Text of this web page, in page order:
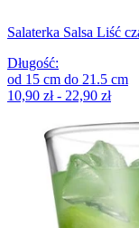
Salaterka Salsa Liść
Długość:
od 15 cm do 21.5 cm
10,90 zł - 22,90 zł